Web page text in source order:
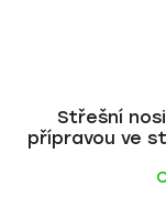
Střešní
přípravou ve